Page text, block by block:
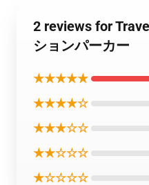
2 reviews for
ションパーカー
★★★★★
★★★★☆
★★★☆☆
★★☆☆☆
★☆☆☆☆